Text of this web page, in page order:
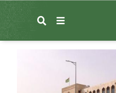
غير النظامية إلى الولايات